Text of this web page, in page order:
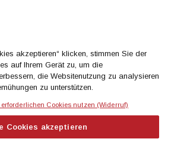
GmbH - Alle Rechte
akzeptieren“ klicken, stimmen Sie der
auf Ihrem Gerät zu, um die
die Websitenutzung zu analysieren
zu unterstützen.
Cookies nutzen (Widerruf)
Cookies akzeptieren